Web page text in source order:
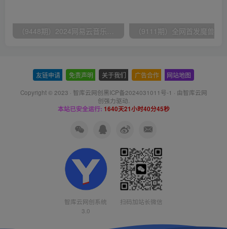
友链申请 免责声明 关于我们 广告合作 网站地图
Copyright © 2023 · 智库云网创黑ICP备2024031011号-1 · 由智库云网
创强力驱动.
本站已安全运行: 1640天21小时40分45秒
智库云网创系统
3.0
扫码加站长微信